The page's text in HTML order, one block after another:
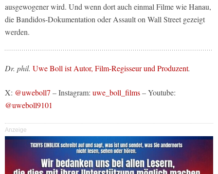
ausgewogener wird. Und wenn dort auch einmal Filme wie Hanau,
die Bandidos-Dokumentation oder Assault on Wall Street gezeigt
werden.
Dr. phil. Uwe Boll ist Autor, Film-Regisseur und Produzent.
X: @uweboll7 – Instagram: uwe_boll_films– Youtube:
@uweboll9101
Anzeige